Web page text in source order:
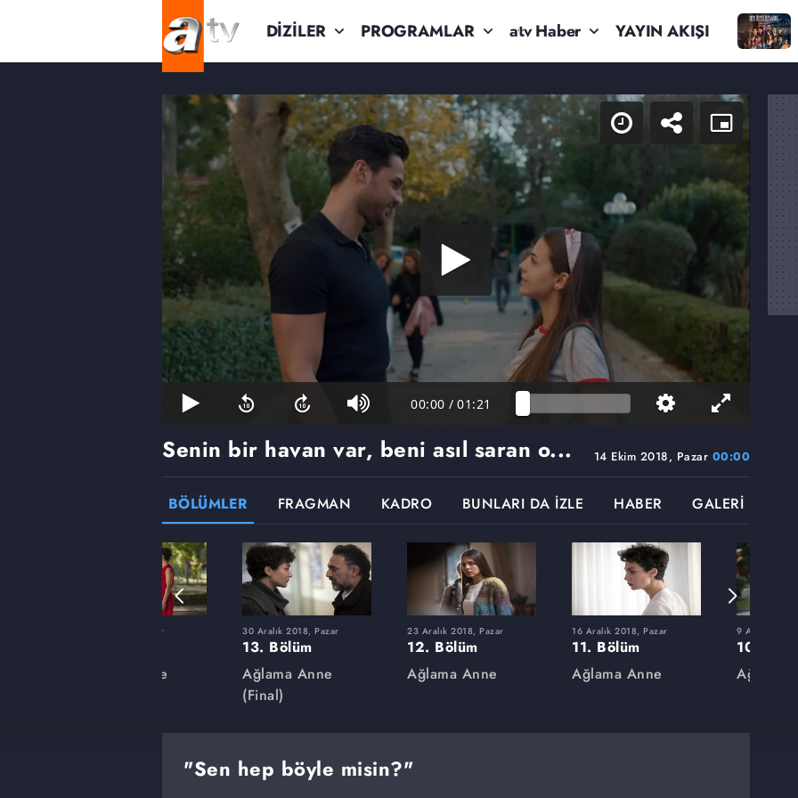
DİZİLER PROGRAMLAR atv Haber YAYIN AKIŞI
00:00 / 01:21
14 Ekim 2018, Pazar 00:00
Senin bir havan var, beni asıl saran o...
BÖLÜMLER FRAGMAN KADRO BUNLARI DA İZLE HABER GALERİ
7 Ekim 2018, Pazar
Ağlama Anne
30 Aralık 2018, Pazar
13. Bölüm
Ağlama Anne
(Final)
23 Aralık 2018, Pazar
12. Bölüm
Ağlama Anne
16 Aralık 2018, Pazar
11. Bölüm
Ağlama Anne
9 Aralık 2018,
10. Bölüm
Ağlama
"Sen hep böyle misin?"